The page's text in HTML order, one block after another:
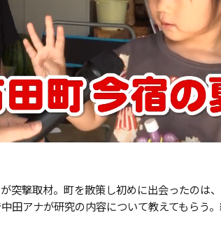
撃取材。町を散策し初めに出会ったのは
田アナが研究の内容について教えてもらう